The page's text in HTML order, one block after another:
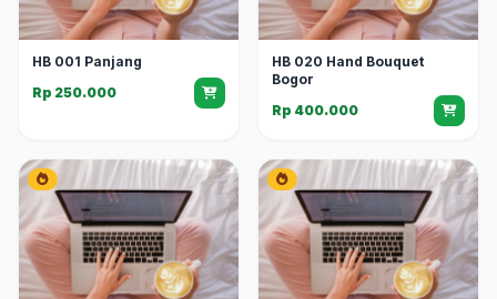
HB 001 Panjang
Rp 250.000
HB 020 Hand Bouquet
Bogor
Rp 400.000